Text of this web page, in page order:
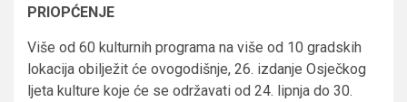
PRIOPĆENJE
Više od 60 kulturnih programa na više od 10 gradskih
lokacija obilježit će ovogodišnje, 26. izdanje Osječkog
ljeta kulture koje će se održavati od 24. lipnja do 30.